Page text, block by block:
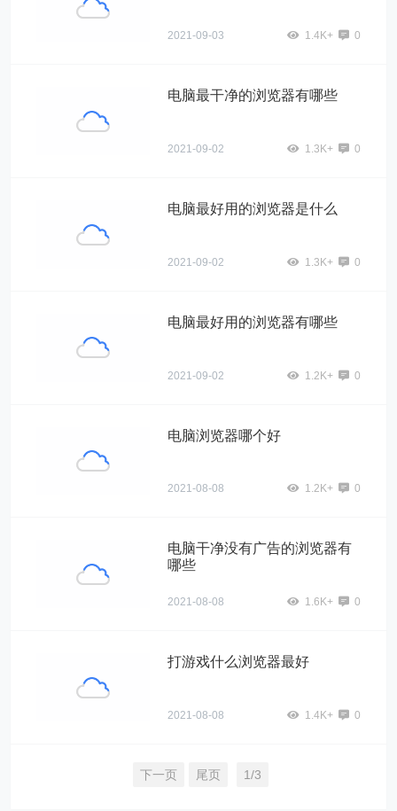
2021-09-03 1.4K+ 0
电脑最干净的浏览器有哪些
2021-09-02 1.3K+ 0
电脑最好用的浏览器是什么
2021-09-02 1.3K+ 0
电脑最好用的浏览器有哪些
2021-09-02 1.2K+ 0
电脑浏览器哪个好
2021-08-08 1.2K+ 0
电脑干净没有广告的浏览器有
哪些
2021-08-08 1.6K+ 0
打游戏什么浏览器最好
2021-08-08 1.4K+ 0
下一页 尾页 1/3